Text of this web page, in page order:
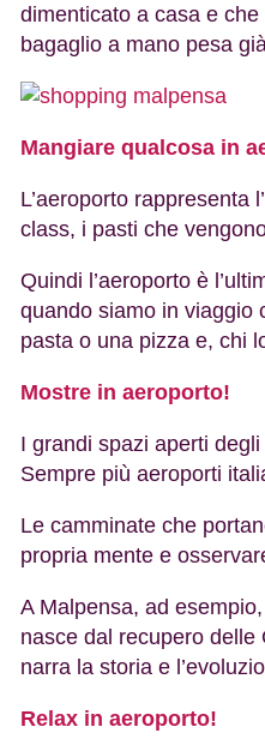
dimenticato a casa e
bagaglio a mano pesa
Mangiare qualcosa in
L’aeroporto rappresenta
class, i pasti che
Quindi l’aeroporto è
quando siamo in viaggio
pasta o una pizza e, chi
Mostre in aeroporto!
I grandi spazi aperti
Sempre più aeroporti
Le camminate che
propria mente e
A Malpensa, ad
nasce dal recupero
narra la storia e
Relax in aeroporto!